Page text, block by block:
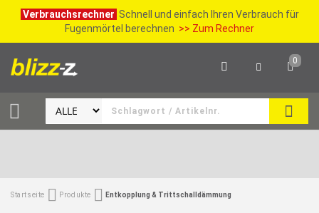
Verbrauchsrechner Schnell und einfach Ihren Verbrauch für
Fugenmörtel berechnen >> Zum Rechner
SUCHE
0
Startseite Produkte Entkopplung & Trittschalldämmung